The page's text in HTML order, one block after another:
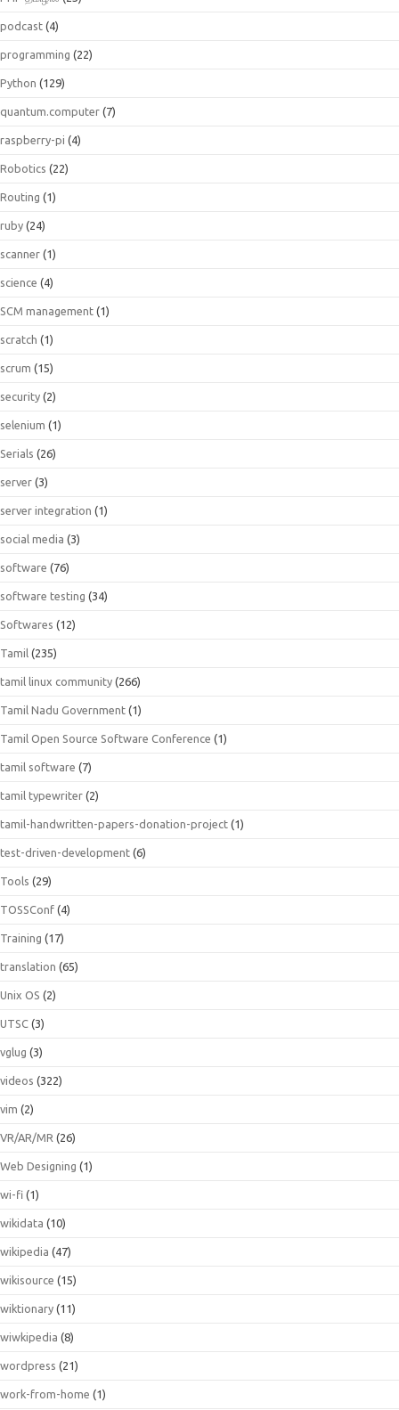
podcast (4)
programming (22)
Python (129)
quantum.computer (7)
raspberry-pi (4)
Robotics (22)
Routing (1)
ruby (24)
scanner (1)
science (4)
SCM management (1)
scratch (1)
scrum (15)
security (2)
selenium (1)
Serials (26)
server (3)
server integration (1)
social media (3)
software (76)
software testing (34)
Softwares (12)
Tamil (235)
tamil linux community (266)
Tamil Nadu Government (1)
Tamil Open Source Software Conference (1)
tamil software (7)
tamil typewriter (2)
tamil-handwritten-papers-donation-project (1)
test-driven-development (6)
Tools (29)
TOSSConf (4)
Training (17)
translation (65)
Unix OS (2)
UTSC (3)
vglug (3)
videos (322)
vim (2)
VR/AR/MR (26)
Web Designing (1)
wi-fi (1)
wikidata (10)
wikipedia (47)
wikisource (15)
wiktionary (11)
wiwkipedia (8)
wordpress (21)
work-from-home (1)